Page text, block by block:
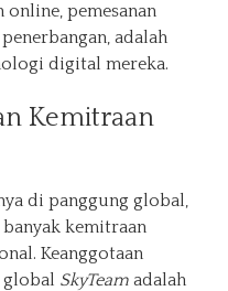
pemesanan
adalah
digital mereka.
Kemitraan
di panggung global,
kemitraan
Keanggotaan
global SkyTeam adalah